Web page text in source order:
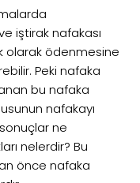
iştirak nafakası
olarak ödenmesine
Peki nafaka
bu nafaka
nafakayı
ne
nelerdir? Bu
önce nafaka